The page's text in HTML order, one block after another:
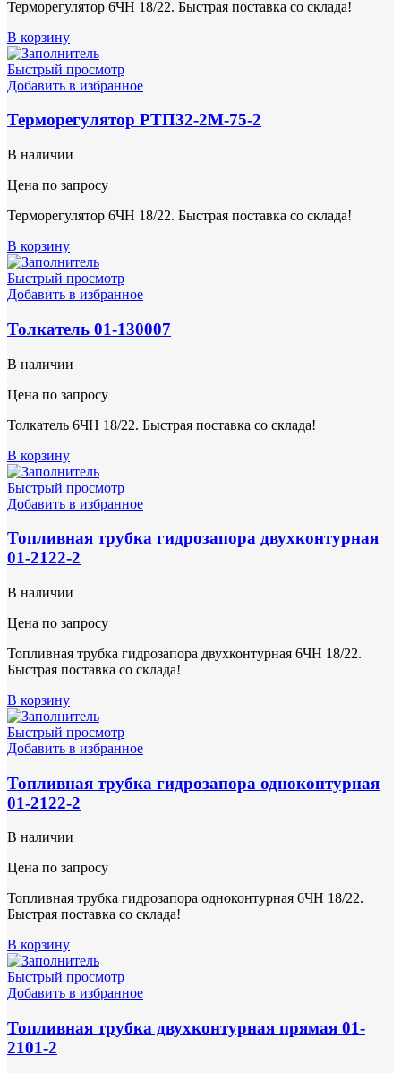
Терморегулятор 6ЧН 18/22. Быстрая поставка со склада!
В корзину
Быстрый просмотр
Добавить в избранное
Терморегулятор РТП32-2М-75-2
В наличии
Цена по запросу
Терморегулятор 6ЧН 18/22. Быстрая поставка со склада!
В корзину
Быстрый просмотр
Добавить в избранное
Толкатель 01-130007
В наличии
Цена по запросу
Толкатель 6ЧН 18/22. Быстрая поставка со склада!
В корзину
Быстрый просмотр
Добавить в избранное
Топливная трубка гидрозапора двухконтурная
01-2122-2
В наличии
Цена по запросу
Топливная трубка гидрозапора двухконтурная 6ЧН 18/22.
Быстрая поставка со склада!
В корзину
Быстрый просмотр
Добавить в избранное
Топливная трубка гидрозапора одноконтурная
01-2122-2
В наличии
Цена по запросу
Топливная трубка гидрозапора одноконтурная 6ЧН 18/22.
Быстрая поставка со склада!
В корзину
Быстрый просмотр
Добавить в избранное
Топливная трубка двухконтурная прямая 01-
2101-2